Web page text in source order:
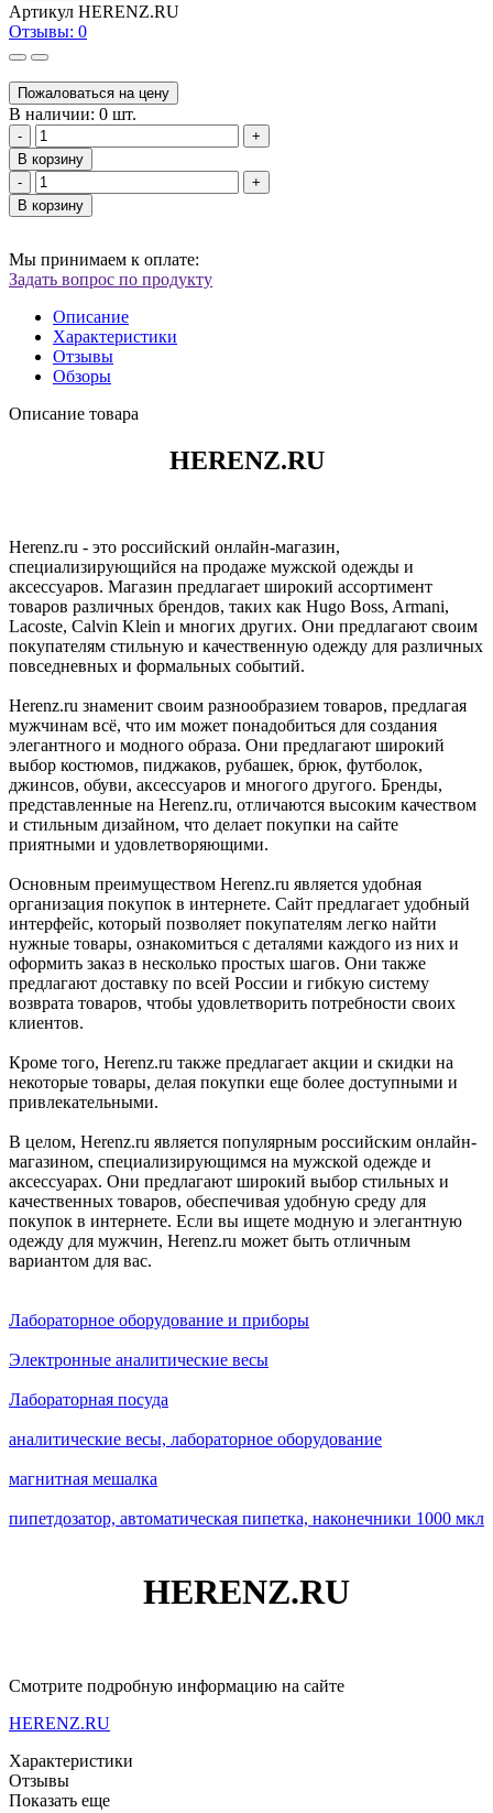
Артикул HERENZ.RU
Отзывы: 0
Пожаловаться на цену
В наличии: 0 шт.
-
+
В корзину
-
+
В корзину
Мы принимаем к оплате:
Задать вопрос по продукту
Описание
Характеристики
Отзывы
Обзоры
Описание товара
HERENZ.RU
Herenz.ru - это российский онлайн-магазин,
специализирующийся на продаже мужской одежды и
аксессуаров. Магазин предлагает широкий ассортимент
товаров различных брендов, таких как Hugo Boss, Armani,
Lacoste, Calvin Klein и многих других. Они предлагают своим
покупателям стильную и качественную одежду для различных
повседневных и формальных событий.
Herenz.ru знаменит своим разнообразием товаров, предлагая
мужчинам всё, что им может понадобиться для создания
элегантного и модного образа. Они предлагают широкий
выбор костюмов, пиджаков, рубашек, брюк, футболок,
джинсов, обуви, аксессуаров и многого другого. Бренды,
представленные на Herenz.ru, отличаются высоким качеством
и стильным дизайном, что делает покупки на сайте
приятными и удовлетворяющими.
Основным преимуществом Herenz.ru является удобная
организация покупок в интернете. Сайт предлагает удобный
интерфейс, который позволяет покупателям легко найти
нужные товары, ознакомиться с деталями каждого из них и
оформить заказ в несколько простых шагов. Они также
предлагают доставку по всей России и гибкую систему
возврата товаров, чтобы удовлетворить потребности своих
клиентов.
Кроме того, Herenz.ru также предлагает акции и скидки на
некоторые товары, делая покупки еще более доступными и
привлекательными.
В целом, Herenz.ru является популярным российским онлайн-
магазином, специализирующимся на мужской одежде и
аксессуарах. Они предлагают широкий выбор стильных и
качественных товаров, обеспечивая удобную среду для
покупок в интернете. Если вы ищете модную и элегантную
одежду для мужчин, Herenz.ru может быть отличным
вариантом для вас.
Лабораторное оборудование и приборы
Электронные аналитические весы
Лабораторная посуда
аналитические весы, лабораторное оборудование
магнитная мешалка
пипетдозатор, автоматическая пипетка, наконечники 1000 мкл
HERENZ.RU
Смотрите подробную информацию на сайте
HERENZ.RU
Характеристики
Отзывы
Показать еще